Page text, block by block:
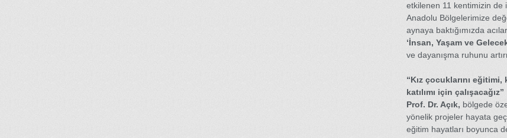
etkilenen 11 kentimizin de
Anadolu Bölgelerimize
aynaya baktığımızda
‘İnsan, Yaşam ve
ve dayanışma ruhunu
“Kız çocuklarını eğitimi,
katılımı için çalışacağız”
Prof. Dr. Açık, bölgede
yönelik projeler hayata
eğitim hayatları boyunca